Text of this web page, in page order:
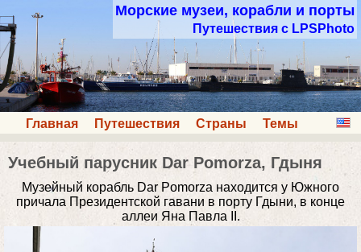
Морские музеи, корабли и порты
Путешествия с LPSPhoto
Главная Путешествия Страны Темы
Учебный парусник Dar Pomorza, Гдыня
Музейный корабль Dar Pomorza находится у Южного
причала Президентской гавани в порту Гдыни, в конце
аллеи Яна Павла II.